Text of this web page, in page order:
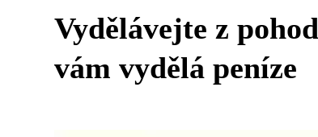
Vydělávejte z
vám vydělá peníze